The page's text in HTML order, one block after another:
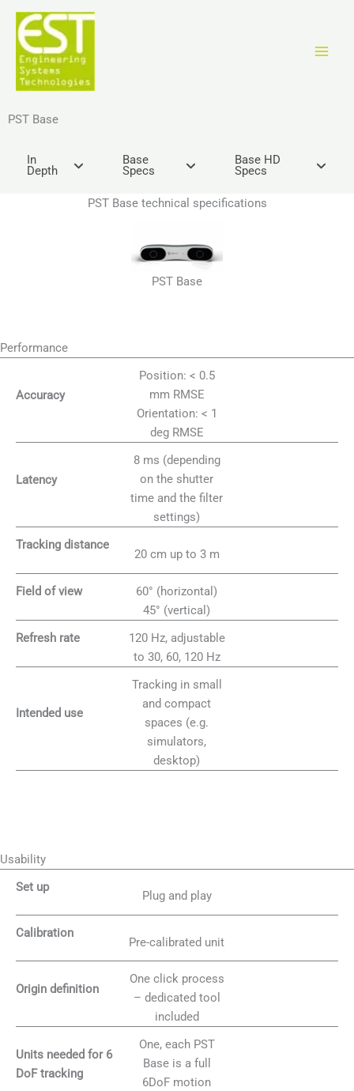
Zum
Inhalt
springen
PST Base
In
Depth
Base
Specs
Base HD
Specs
PST Base technical specifications
PST Base
Performance
Accuracy
Position: < 0.5
mm RMSE
Orientation: < 1
deg RMSE
Latency
8 ms (depending
on the shutter
time and the filter
settings)
Tracking distance
20 cm up to 3 m
Field of view
60° (horizontal)
45° (vertical)
Refresh rate
120 Hz, adjustable
to 30, 60, 120 Hz
Intended use
Tracking in small
and compact
spaces (e.g.
simulators,
desktop)
Usability
Set up
Plug and play
Calibration
Pre-calibrated unit
Origin definition
One click process
– dedicated tool
included
Units needed for 6
DoF tracking
One, each PST
Base is a full
6DoF motion